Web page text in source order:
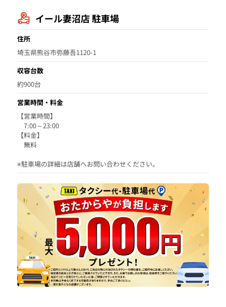
イール妻沼店 駐車場
住所
埼玉県熊谷市弥藤吾1120-1
収容台数
約900台
営業時間・料金
【営業時間】
7:00～23:00
【料金】
無料
※駐車場の詳細は店舗へお問い合わせください。